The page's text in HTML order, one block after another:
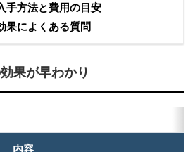
手方法と費用の目安
果によくある質問
果が早わかり
内容